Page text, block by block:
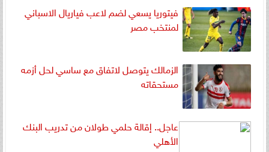
فيتوريا يسعي لضم لاعب فياريال الاسباني
لمنتخب مصر
الزمالك يتوصل لاتفاق مع ساسي لحل أزمه
مستحقاته
عاجل.. إقالة حلمي طولان من تدريب البنك
الأهلي